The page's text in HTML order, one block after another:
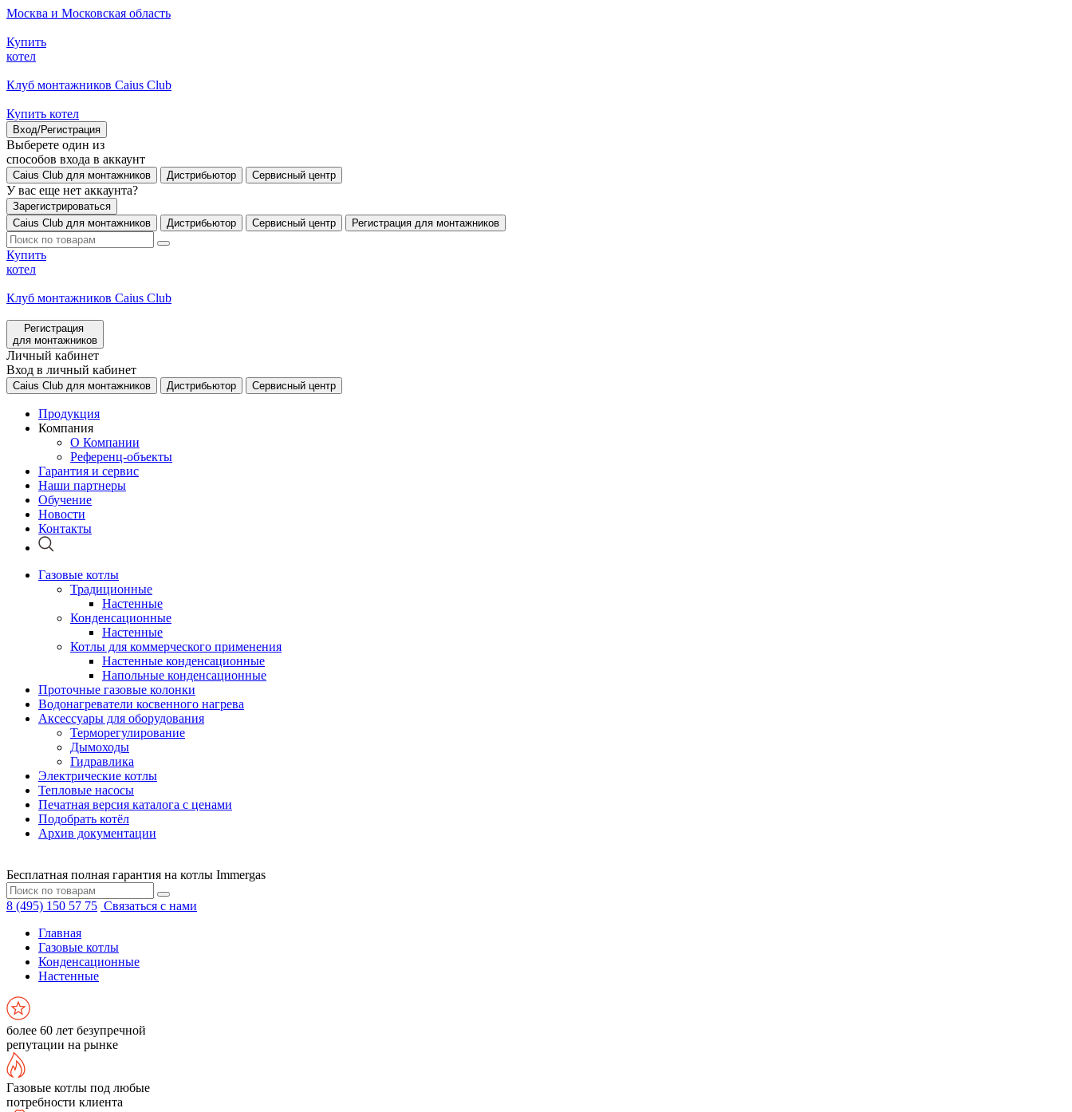
Москва и Московская область
Купить
котел
Клуб монтажников Caius Club
Купить котел
Вход/Регистрация
Выберете один из
способов входа в аккаунт
Caius Club для монтажников Дистрибьютор Сервисный центр
У вас еще нет аккаунта?
Зарегистрироваться
Caius Club для монтажников
Дистрибьютор Сервисный центр Регистрация для монтажников
Купить
котел
Клуб монтажников Caius Club
Регистрация
для монтажников
Личный кабинет
Вход в личный кабинет
Caius Club для монтажников Дистрибьютор Сервисный центр
Продукция
Компания
О Компании
Референц-объекты
Гарантия и сервис
Наши партнеры
Обучение
Новости
Контакты
Газовые котлы
Традиционные
Настенные
Конденсационные
Настенные
Котлы для коммерческого применения
Настенные конденсационные
Напольные конденсационные
Проточные газовые колонки
Водонагреватели косвенного нагрева
Аксессуары для оборудования
Терморегулирование
Дымоходы
Гидравлика
Электрические котлы
Тепловые насосы
Печатная версия каталога с ценами
Подобрать котёл
Архив документации
Бесплатная полная гарантия на котлы Immergas
8 (495) 150 57 75 Связаться с нами
Главная
Газовые котлы
Конденсационные
Настенные
более 60 лет безупречной
репутации на рынке
Газовые котлы под любые
потребности клиента